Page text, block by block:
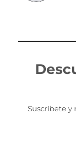
Suscríbete y